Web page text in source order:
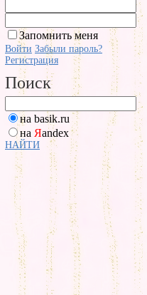
Запомнить меня
Войти Забыли пароль?
Регистрация
Поиск
на basik.ru
на Яandex
НАЙТИ